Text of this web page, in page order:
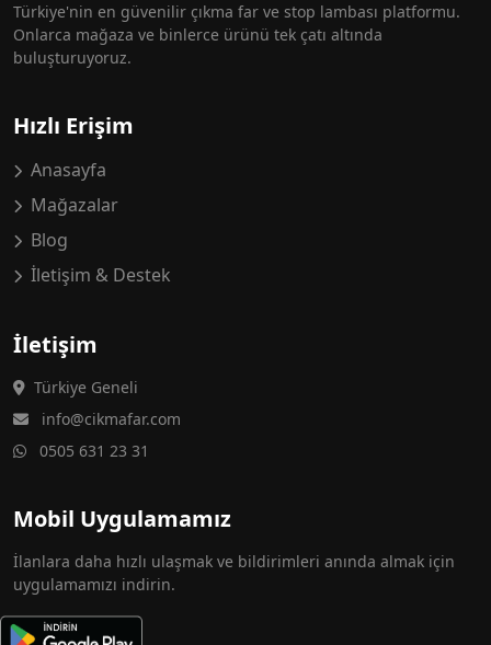
Türkiye'nin en güvenilir çıkma far ve stop lambası platformu.
Onlarca mağaza ve binlerce ürünü tek çatı altında
buluşturuyoruz.
Hızlı Erişim
Anasayfa
Mağazalar
Blog
İletişim & Destek
İletişim
Türkiye Geneli
info@cikmafar.com
0505 631 23 31
Mobil Uygulamamız
İlanlara daha hızlı ulaşmak ve bildirimleri anında almak için
uygulamamızı indirin.